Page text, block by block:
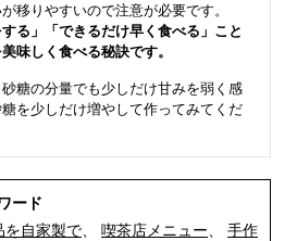
移りやすいので注意が必要です。
する」「できるだけ早く食べる」こと
味しく食べる秘訣です。
糖の分量でも少しだけ甘みを弱く感
を少しだけ増やして作ってみてくだ
ード
を自家製で 喫茶店メニュー
手作